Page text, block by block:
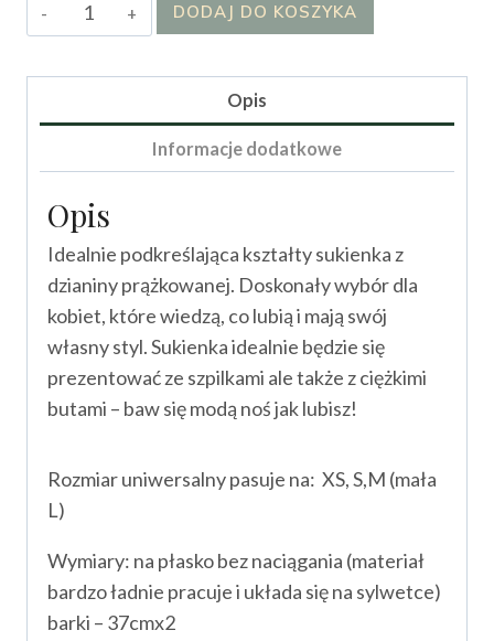
ilość
Sukienka
DODAJ DO KOSZYKA
Opis
Informacje dodatkowe
Opis
Idealnie podkreślająca kształty sukienka z
dzianiny prążkowanej. Doskonały wybór dla
kobiet, które wiedzą, co lubią i mają swój
własny styl. Sukienka idealnie będzie się
prezentować ze szpilkami ale także z ciężkimi
butami – baw się modą noś jak lubisz!
Rozmiar uniwersalny pasuje na: XS, S,M (mała
L)
Wymiary: na płasko bez naciągania (materiał
bardzo ładnie pracuje i układa się na sylwetce)
barki – 37cmx2